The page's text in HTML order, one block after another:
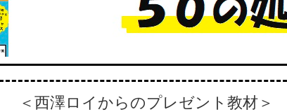
＜西澤ロイからのプレゼント教材＞